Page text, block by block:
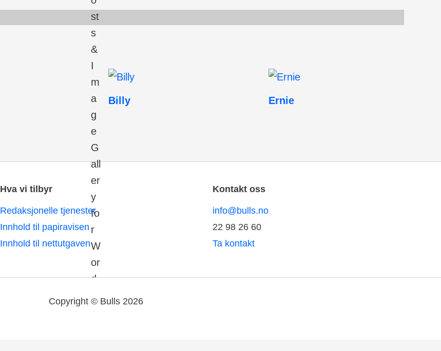
Billy Ernie
Hva vi tilbyr
Redaksjonelle tjenester
Innhold til papiravisen
Innhold til nettutgaven
Kontakt oss
info@bulls.no
22 98 26 60
Ta kontakt
Copyright © Bulls 2026